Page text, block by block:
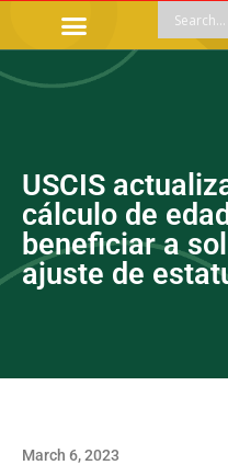
USCIS
cálculo de
beneficiar a
ajuste de
March 6, 2023